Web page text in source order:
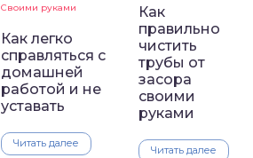
Своими руками
Как легко
справляться с
домашней
работой и не
уставать
Читать далее
Как
правильно
чистить
трубы от
засора
своими
руками
Читать далее